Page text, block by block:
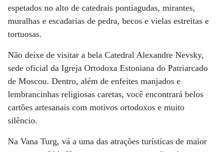
espetados no alto de catedrais pontiagudas, mirantes,
muralhas e escadarias de pedra, becos e vielas estreitas e
tortuosas.
Não deixe de visitar a bela Catedral Alexandre Nevsky,
sede oficial da Igreja Ortodoxa Estoniana do Patriarcado
de Moscou. Dentro, além de enfeites manjados e
lembrancinhas religiosas caretas, você encontrará belos
cartões artesanais com motivos ortodoxos e muito
silêncio.
Na Vana Turg, vá a uma das atrações turísticas de maior